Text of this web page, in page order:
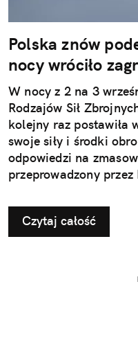
Polska znów
nocy wróciło
W nocy z 2 na 3
Rodzajów Sił
kolejny raz postawiła
swoje siły i środki
odpowiedzi na
przeprowadzony
Czytaj całość